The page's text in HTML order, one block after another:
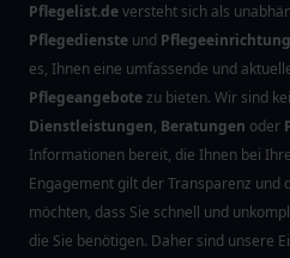
Pflegelist.deversteht sich als
Pflegedienste und
es, Ihnen eine umfassende und
Pflegeangebotezu bieten. Wir sind
Dienstleistungen, Beratungen oder
Informationen bereit, die Ihnen bei
Engagement gilt der Transparenz
möchten, dass Sie schnell und
die Sie benötigen. Daher sind unsere